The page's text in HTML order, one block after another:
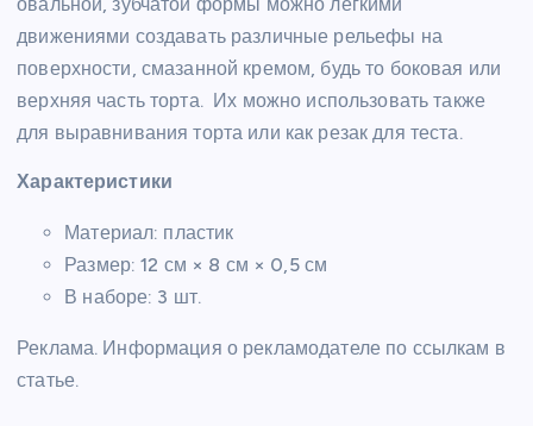
движениями создавать различные рельефы на
поверхности, смазанной кремом, будь то боковая или
верхняя часть торта. Их можно использовать также
для выравнивания торта или как резак для теста.
Характеристики
Материал: пластик
Размер: 12 см × 8 см × 0,5 см
В наборе: 3 шт.
Реклама. Информация о рекламодателе по ссылкам в
статье.